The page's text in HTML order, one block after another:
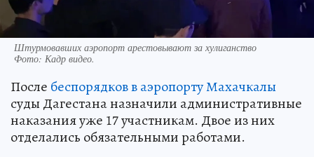
Штурмовавших аэропорт арестовывают за хулиганство
Фото: Кадр видео.
После беспорядков в аэропорту Махачкалы
суды Дагестана назначили административные
наказания уже 17 участникам. Двое из них
отделались обязательными работами.